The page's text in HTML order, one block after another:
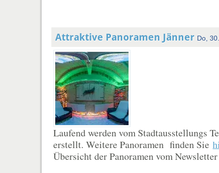
Attraktive Panoramen Jänner Do,
Laufend werden vom Stadtausstellungs
erstellt. Weitere Panoramen finden Sie
Übersicht der Panoramen vom